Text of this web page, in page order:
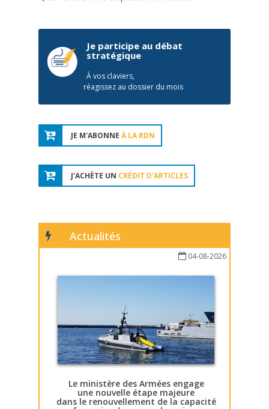
Je participe au débat
stratégique
À vos claviers,
réagissez au dossier du mois
JE M'ABONNE À LA RDN
J'ACHÈTE UN CRÉDIT D'ARTICLES
Actualités
04-08-2026
Le ministère des Armées engage
une nouvelle étape majeure
dans le renouvellement de la capacité